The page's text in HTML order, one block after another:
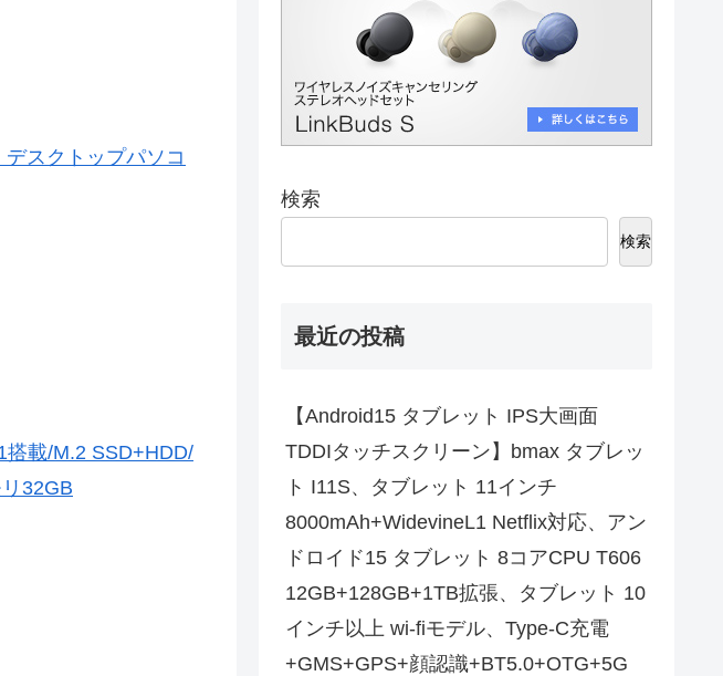
デスクトップパソコ
搭載/M.2 SSD+HDD/
32GB
検索
検索
最近の投稿
【Android15 タブレット IPS大画面
TDDIタッチスクリーン】bmax タブレッ
ト I11S、タブレット 11インチ
8000mAh+WidevineL1 Netflix対応、アン
ドロイド15 タブレット 8コアCPU T606
12GB+128GB+1TB拡張、タブレット 10
インチ以上 wi-fiモデル、Type-C充電
+GMS+GPS+顔認識+BT5.0+OTG+5G